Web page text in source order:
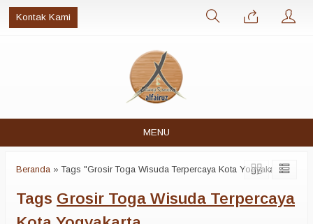
Kontak Kami
MENU
Beranda »Tags "Grosir Toga Wisuda Terpercaya Kota Yogyakarta"
Tags Grosir Toga Wisuda Terpercaya